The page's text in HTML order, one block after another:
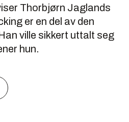
Thorbjørn Jaglands
er en del av den
ville sikkert uttalt seg
hun.